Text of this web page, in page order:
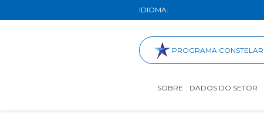
IDIOMA:
PROGRAMA CONSTELAR
SOBRE DADOS DO SETOR